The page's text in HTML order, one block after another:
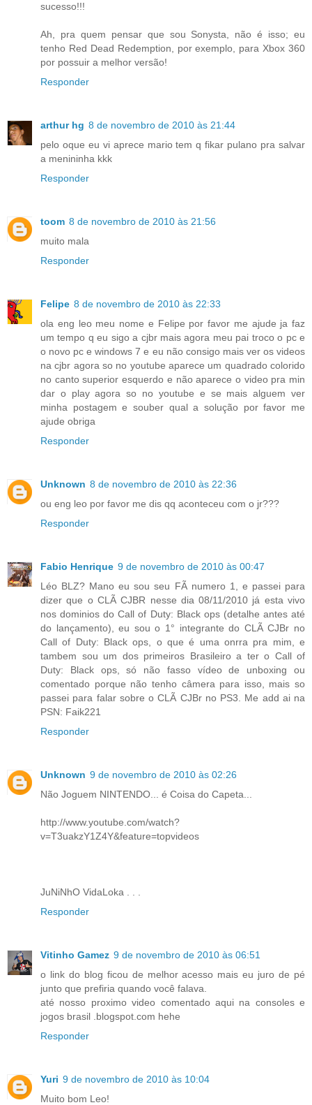
sucesso!!!
Ah, pra quem pensar que sou Sonysta, não é isso; eu
tenho Red Dead Redemption, por exemplo, para Xbox 360
por possuir a melhor versão!
Responder
arthur hg 8 de novembro de 2010 às 21:44
pelo oque eu vi aprece mario tem q fikar pulano pra salvar
a menininha kkk
Responder
toom 8 de novembro de 2010 às 21:56
muito mala
Responder
Felipe 8 de novembro de 2010 às 22:33
ola eng leo meu nome e Felipe por favor me ajude ja faz
um tempo q eu sigo a cjbr mais agora meu pai troco o pc e
o novo pc e windows 7 e eu não consigo mais ver os videos
na cjbr agora so no youtube aparece um quadrado colorido
no canto superior esquerdo e não aparece o video pra min
dar o play agora so no youtube e se mais alguem ver
minha postagem e souber qual a solução por favor me
ajude obriga
Responder
Unknown 8 de novembro de 2010 às 22:36
ou eng leo por favor me dis qq aconteceu com o jr???
Responder
Fabio Henrique 9 de novembro de 2010 às 00:47
Léo BLZ? Mano eu sou seu FÃ numero 1, e passei para
dizer que o CLÃ CJBR nesse dia 08/11/2010 já esta vivo
nos dominios do Call of Duty: Black ops (detalhe antes até
do lançamento), eu sou o 1° integrante do CLÃ CJBr no
Call of Duty: Black ops, o que é uma onrra pra mim, e
tambem sou um dos primeiros Brasileiro a ter o Call of
Duty: Black ops, só não fasso vídeo de unboxing ou
comentado porque não tenho câmera para isso, mais so
passei para falar sobre o CLÃ CJBr no PS3. Me add ai na
PSN: Faik221
Responder
Unknown 9 de novembro de 2010 às 02:26
Não Joguem NINTENDO... é Coisa do Capeta...
http://www.youtube.com/watch?
v=T3uakzY1Z4Y&feature=topvideos
JuNiNhO VidaLoka . . .
Responder
Vitinho Gamez 9 de novembro de 2010 às 06:51
o link do blog ficou de melhor acesso mais eu juro de pé
junto que prefiria quando você falava.
até nosso proximo video comentado aqui na consoles e
jogos brasil .blogspot.com hehe
Responder
Yuri 9 de novembro de 2010 às 10:04
Muito bom Leo!